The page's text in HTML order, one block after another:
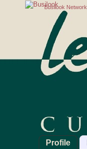
Busilook Network
Profile